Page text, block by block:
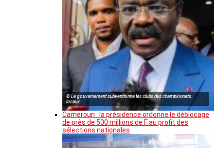
© Le gouvernement subventionne les clubs des championnats
locaux
Cameroun : la présidence ordonne le déblocage
de près de 500 millions de F au profit des
sélections nationales